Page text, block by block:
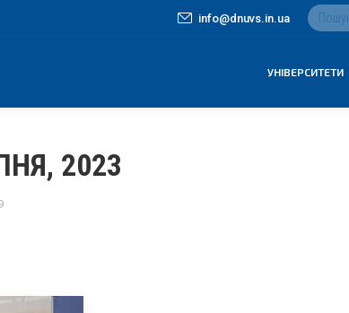
info@dnuvs.in.ua Search:
УНІВЕРСИТЕТИ
2023